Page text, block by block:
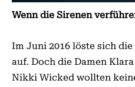
Wenn die Sirenen
Im Juni 2016 löste sich
auf. Doch die Damen
Nikki Wicked wollten